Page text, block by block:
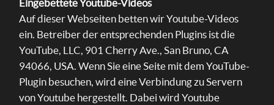
Eingebettete Youtube-Videos
Auf dieser Webseiten betten wir Youtube-Videos
ein. Betreiber der entsprechenden Plugins ist die
YouTube, LLC, 901 Cherry Ave., San Bruno, CA
94066, USA. Wenn Sie eine Seite mit dem YouTube-
Plugin besuchen, wird eine Verbindung zu Servern
von Youtube hergestellt. Dabei wird Youtube